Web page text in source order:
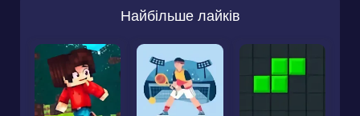
Найбільше лайків